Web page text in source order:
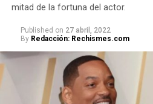
mitad de la fortuna del actor.
Published on 27 abril, 2022
By Redacción: Rechismes.com